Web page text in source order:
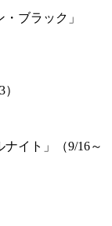
ブラック」
イト」（9/16～